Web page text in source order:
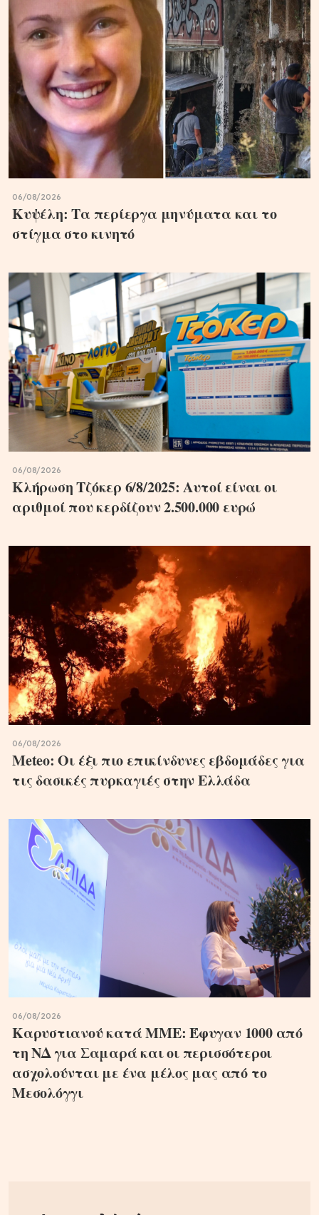
06/08/2026
Κυψέλη: Τα περίεργα μηνύματα και το
στίγμα στο κινητό
06/08/2026
Κλήρωση Τζόκερ 6/8/2025: Αυτοί είναι οι
αριθμοί που κερδίζουν 2.500.000 ευρώ
06/08/2026
Meteo: Οι έξι πιο επικίνδυνες εβδομάδες για
τις δασικές πυρκαγιές στην Ελλάδα
06/08/2026
Καρυστιανού κατά ΜΜΕ: Έφυγαν 1000 από
τη ΝΔ για Σαμαρά και οι περισσότεροι
ασχολούνται με ένα μέλος μας από το
Μεσολόγγι